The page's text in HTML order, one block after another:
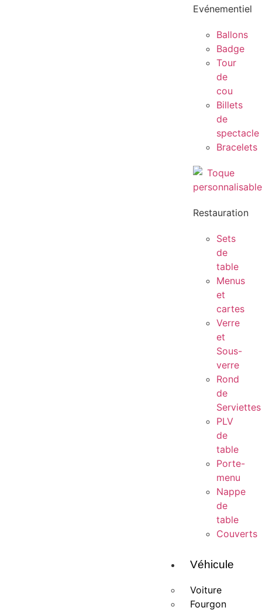
Evénementiel
Ballons
Badge
Tour
de
cou
Billets
de
spectacle
Bracelets
Restauration
Sets
de
table
Menus
et
cartes
Verre
et
Sous-
verre
Rond
de
Serviettes
PLV
de
table
Porte-
menu
Nappe
de
table
Couverts
Véhicule
Voiture
Fourgon